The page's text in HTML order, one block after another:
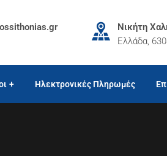
Νικήτη
Ελλάδα,
Ηλεκτρονικές Πληρωμές